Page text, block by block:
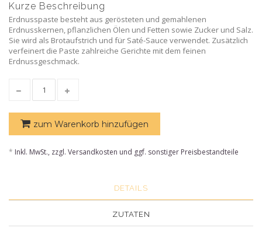
Kurze Beschreibung
Erdnusspaste besteht aus gerösteten und gemahlenen
Erdnusskernen, pflanzlichen Ölen und Fetten sowie Zucker und Salz.
Sie wird als Brotaufstrich und für Saté-Sauce verwendet. Zusätzlich
verfeinert die Paste zahlreiche Gerichte mit dem feinen
Erdnussgeschmack.
zum Warenkorb hinzufügen
* Inkl. MwSt., zzgl. Versandkosten und ggf. sonstiger Preisbestandteile
DETAILS
ZUTATEN